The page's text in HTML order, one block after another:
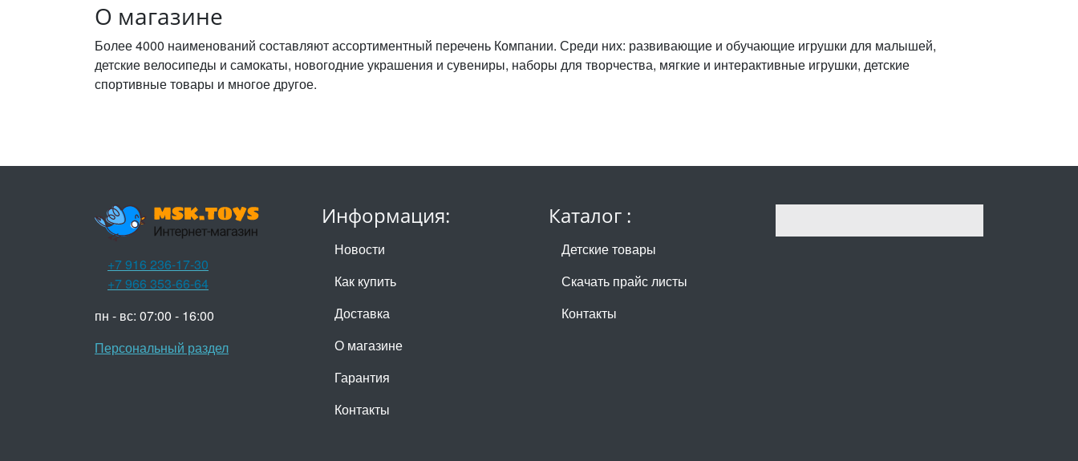
О магазине
Более 4000 наименований составляют ассортиментный перечень Компании. Среди них: развивающие и обучающие игрушки для малышей,
детские велосипеды и самокаты, новогодние украшения и сувениры, наборы для творчества, мягкие и интерактивные игрушки, детские
спортивные товары и многое другое.
Информация:
Новости
Как купить
Доставка
О магазине
Гарантия
Контакты
Каталог :
Детские товары
Скачать прайс листы
Контакты
+7 916 236-17-30
+7 966 353-66-64
пн - вс: 07:00 - 16:00
Персональный раздел